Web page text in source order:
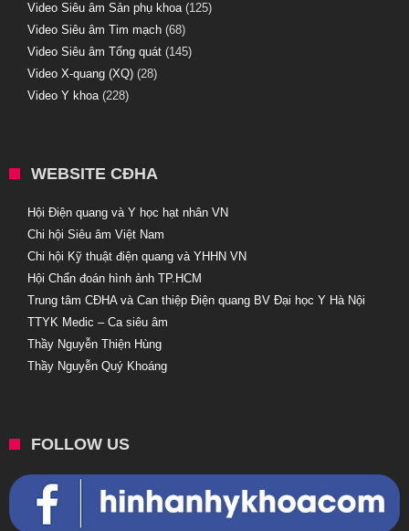
Video Siêu âm Sản phụ khoa(125)
Video Siêu âm Tim mạch (68)
Video Siêu âm Tổng quát (145)
Video X-quang (XQ) (28)
Video Y khoa(228)
WEBSITE CĐHA
Hội Điện quang và Y học hạt nhân VN
Chi hội Siêu âm Việt Nam
Chi hội Kỹ thuật điện quang và YHHN VN
Hội Chẩn đoán hình ảnh TP.HCM
Trung tâm CĐHA và Can thiệp Điện quang BV Đại học Y Hà Nội
TTYK Medic – Ca siêu âm
Thầy Nguyễn Thiện Hùng
Thầy Nguyễn Quý Khoáng
FOLLOW US